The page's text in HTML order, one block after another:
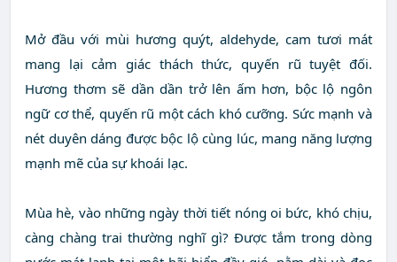
Mở đầu với mùi hương quýt, aldehyde, cam tươi mát
mang lại cảm giác thách thức, quyến rũ tuyệt đối.
Hương thơm sẽ dần dần trở lên ấm hơn, bộc lộ ngôn
ngữ cơ thể, quyến rũ một cách khó cưỡng. Sức mạnh và
nét duyên dáng được bộc lộ cùng lúc, mang năng lượng
mạnh mẽ của sự khoái lạc.
Mùa hè, vào những ngày thời tiết nóng oi bức, khó chịu,
càng chàng trai thường nghĩ gì? Được tắm trong dòng